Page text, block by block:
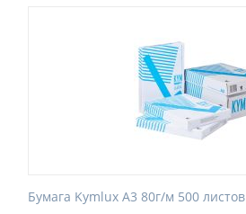
Бумага Kymlux A3 80г/м 500 листов